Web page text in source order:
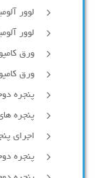
لوور
لوور
ورق
ورق
پنجره
پنجره
اجرای
پنجره